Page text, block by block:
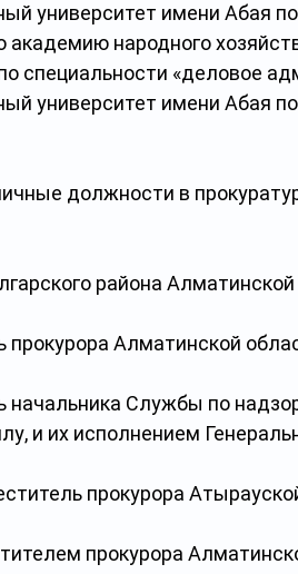
университет имени Абая
академию народного
специальности «деловое
университет имени Абая
должности в
района
прокурора Алматинской
начальника Службы по
и их исполнением
прокурора
прокурора